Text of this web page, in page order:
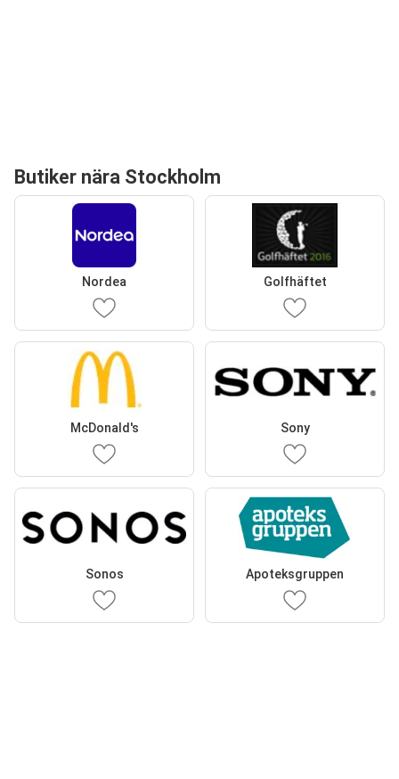
Butiker nära Stockholm
Nordea Golfhäftet
McDonald's Sony
Sonos Apoteksgruppen